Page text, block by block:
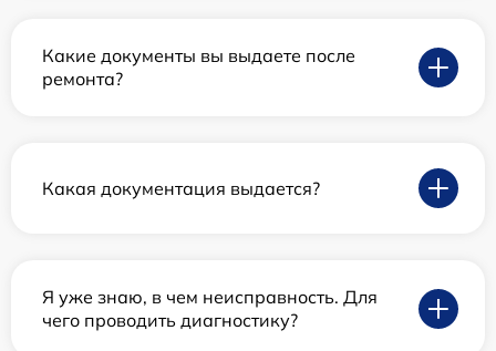
Какие документы вы выдаете после
ремонта?
Какая документация выдается?
Я уже знаю, в чем неисправность. Для
чего проводить диагностику?